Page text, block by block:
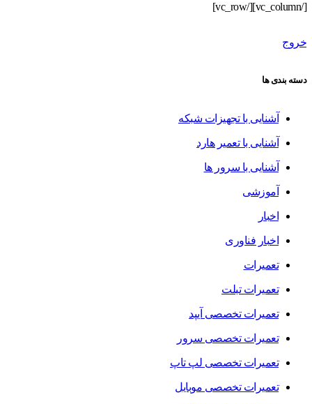
[/vc_column][/vc_row]
خروج
دسته بندی ها
آشنایی با تجهیزات شبکه
آشنایی با تعمیر هارد
آشنایی با سرور ها
آموزشی
اخبار
اخبار فناوری
تعمیرات
تعمیرات تبلت
تعمیرات تخصصی آیپد
تعمیرات تخصصی سرور
تعمیرات تخصصی لپ تاپ
تعمیرات تخصصی موبایل